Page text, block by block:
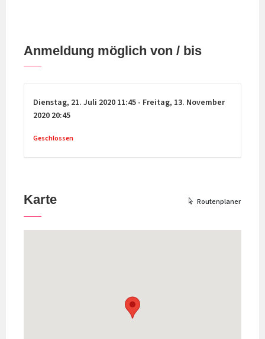
Anmeldung möglich von / bis
Dienstag, 21. Juli 2020 11:45 - Freitag, 13. November
2020 20:45
Geschlossen
Karte Routenplaner